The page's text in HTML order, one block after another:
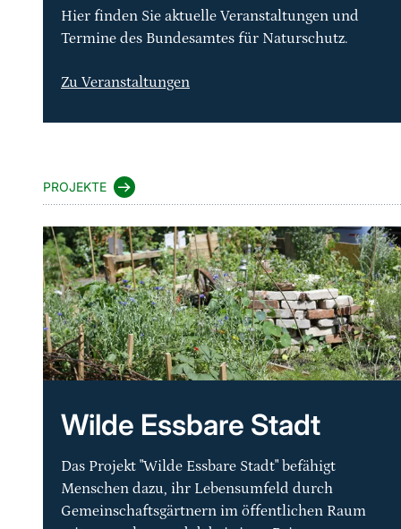
Hier finden Sie aktuelle Veranstaltungen und
Termine des Bundesamtes für Naturschutz.
Zu Veranstaltungen
PROJEKTE
Wilde Essbare Stadt
Das Projekt "Wilde Essbare Stadt" befähigt
Menschen dazu, ihr Lebensumfeld durch
Gemeinschaftsgärtnern im öffentlichen Raum